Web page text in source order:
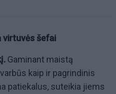
virtuvės šefai
Gaminant maistą
kaip ir pagrindinis
patiekalus, suteikia jiems